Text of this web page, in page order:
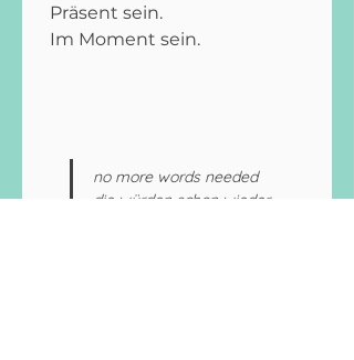
Präsent sein.
Im Moment sein.
no more words needed
die würden schon wieder